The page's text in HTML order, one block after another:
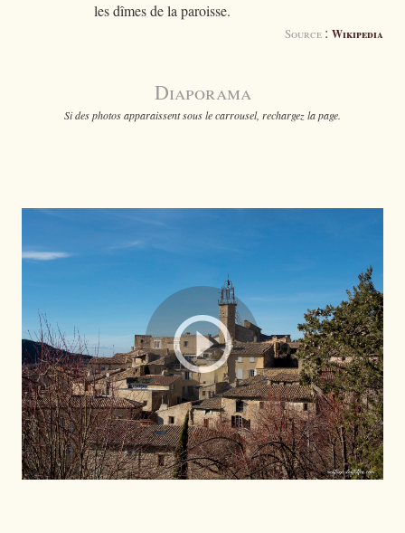
les dîmes de la paroisse.
Source : Wikipedia
Diaporama
Si des photos apparaissent sous le carrousel, rechargez la page.